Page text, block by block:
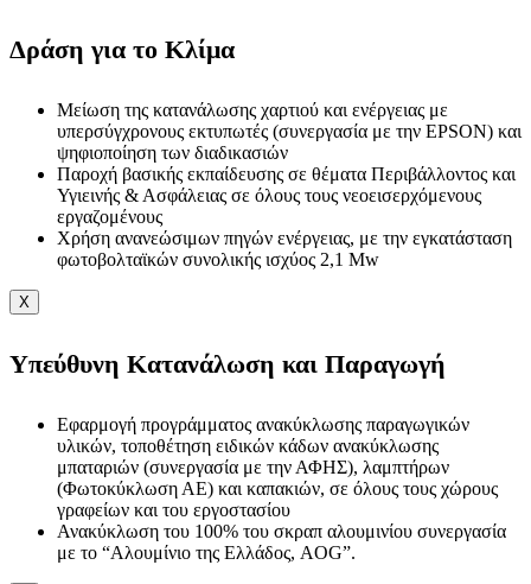
Δράση για το Κλίμα
Μείωση της κατανάλωσης χαρτιού και ενέργειας με
υπερσύγχρονους εκτυπωτές (συνεργασία με την EPSON) και
ψηφιοποίηση των διαδικασιών
Παροχή βασικής εκπαίδευσης σε θέματα Περιβάλλοντος και
Υγιεινής & Ασφάλειας σε όλους τους νεοεισερχόμενους
εργαζομένους
Χρήση ανανεώσιμων πηγών ενέργειας, με την εγκατάσταση
φωτοβολταϊκών συνολικής ισχύος 2,1 Mw
X
Υπεύθυνη Κατανάλωση και Παραγωγή
Εφαρμογή προγράμματος ανακύκλωσης παραγωγικών
υλικών, τοποθέτηση ειδικών κάδων ανακύκλωσης
μπαταριών (συνεργασία με την ΑΦΗΣ), λαμπτήρων
(Φωτοκύκλωση ΑΕ) και καπακιών, σε όλους τους χώρους
γραφείων και του εργοστασίου
Ανακύκλωση του 100% του σκραπ αλουμινίου συνεργασία
με το “Αλουμίνιο της Ελλάδος, AOG”.